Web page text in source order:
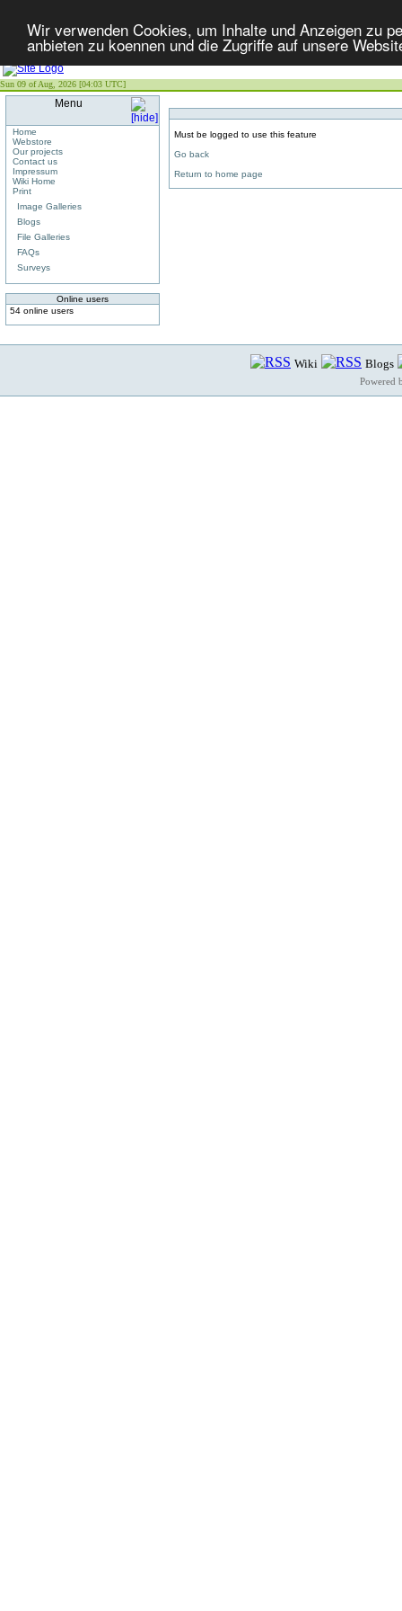
Wir verwenden Cookies, um Inhalte und Anzeigen zu
anbieten zu koennen und die Zugriffe auf unsere
Sun 09 of Aug, 2026 [04:03 UTC]
Menu
Home
Webstore
Our projects
Contact us
Impressum
Wiki Home
Print
Image Galleries
Blogs
File Galleries
FAQs
Surveys
Online users
54 online users
Must be logged to use this feature
Go back
Return to home page
Wiki Blogs
Powered